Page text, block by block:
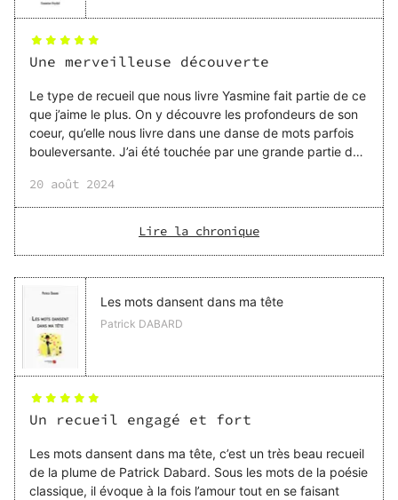
Une merveilleuse découverte
Le type de recueil que nous livre Yasmine fait partie de ce
que j’aime le plus. On y découvre les profondeurs de son
coeur, qu’elle nous livre dans une danse de mots parfois
bouleversante. J’ai été touchée par une grande partie des
similaires. Penser ses maux, ce n’est pas seulement la
thérapie de l’autrice, c’est aussi une chance pour le lecteur
de se refléter dans ses propres douleurs, et de se sentir
parce qu’elle nous permet de nous
20 août 2024
Lire la chronique
Les mots dansent dans ma tête
Patrick DABARD
Un recueil engagé et fort
Les mots dansent dans ma tête, c’est un très beau recueil
de la plume de Patrick Dabard. Sous les mots de la poésie
classique, il évoque à la fois l’amour tout en se faisant